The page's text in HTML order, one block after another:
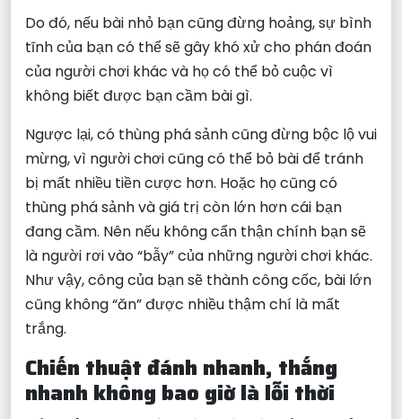
Do đó, nếu bài nhỏ bạn cũng đừng hoảng, sự bình
tĩnh của bạn có thể sẽ gây khó xử cho phán đoán
của người chơi khác và họ có thể bỏ cuộc vì
không biết được bạn cầm bài gì.
Ngược lại, có thùng phá sảnh cũng đừng bộc lộ vui
mừng, vì người chơi cũng có thể bỏ bài để tránh
bị mất nhiều tiền cược hơn. Hoặc họ cũng có
thùng phá sảnh và giá trị còn lớn hơn cái bạn
đang cầm. Nên nếu không cẩn thận chính bạn sẽ
là người rơi vào “bẫy” của những người chơi khác.
Như vậy, công của bạn sẽ thành công cốc, bài lớn
cũng không “ăn” được nhiều thậm chí là mất
trắng.
Chiến thuật đánh nhanh, thắng
nhanh không bao giờ là lỗi thời